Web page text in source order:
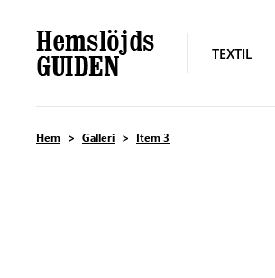
TEXTIL
Hem Galleri Item 3